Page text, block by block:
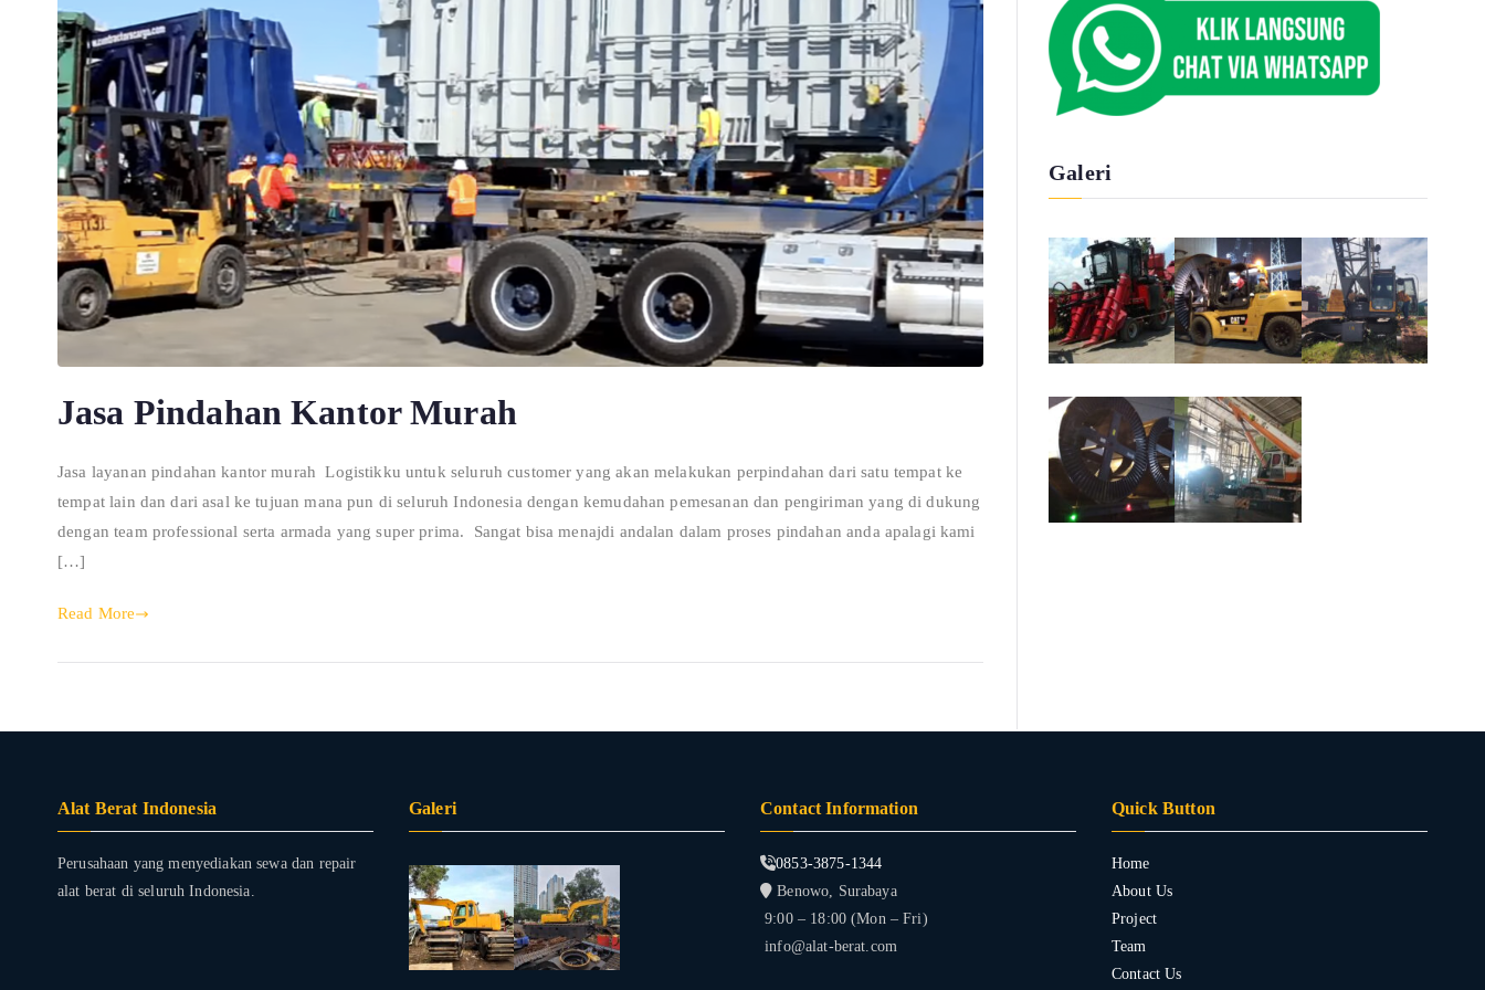
Jasa Pindahan Kantor Murah
Jasa layanan pindahan kantor murah Logistikku untuk seluruh customer yang akan melakukan perpindahan dari satu tempat ke
tempat lain dan dari asal ke tujuan mana pun di seluruh Indonesia dengan kemudahan pemesanan dan pengiriman yang di dukung
dengan team professional serta armada yang super prima. Sangat bisa menajdi andalan dalam proses pindahan anda apalagi kami
[…]
Read More
Galeri
Alat Berat Indonesia
Perusahaan yang menyediakan sewa dan repair
alat berat di seluruh Indonesia.
Galeri Contact Information
0853-3875-1344
Benowo, Surabaya
9:00 – 18:00 (Mon – Fri)
info@alat-berat.com
Quick Button
Home
About Us
Project
Team
Contact Us